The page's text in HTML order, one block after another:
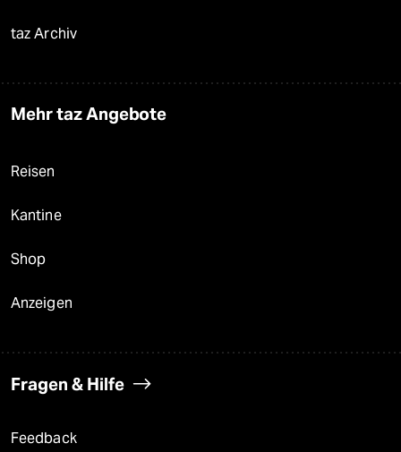
taz Archiv
Mehr taz Angebote
Reisen
Kantine
Shop
Anzeigen
Fragen & Hilfe
Feedback